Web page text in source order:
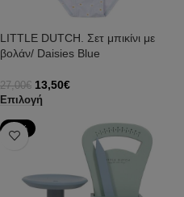
LITTLE DUTCH. Σετ μπικίνι με
βολάν/ Daisies Blue
27,00€ 13,50€
Επιλογή
-23%